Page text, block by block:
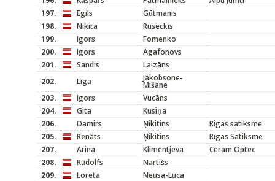
197.
Egils
Gūtmanis
198.
Nikita
Ruseckis
199.
Igors
Fomenko
200.
Igors
Agafonovs
201.
Sandis
Laizāns
202.
Līga Jākobsone-
Mišane
203.
Igors
Vucāns
204.
Gita
Kusiņa
206.
Damirs Ņikitins
Rigas satiksme
205.
Renāts Ņikitins
Rīgas Satiksme
207.
Arina Klimentjeva
Ceram Optec
208.
Rūdolfs
Nartišs
209.
Loreta
Neusa-Luca